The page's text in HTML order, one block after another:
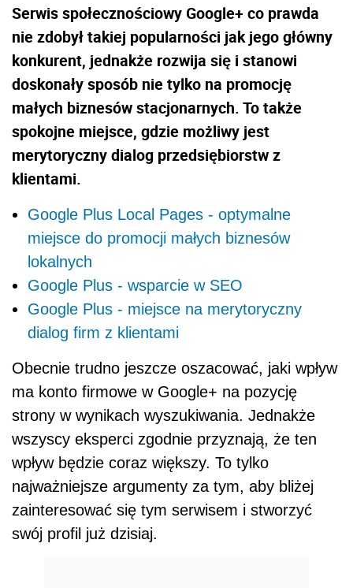
Serwis społecznościowy Google+ co prawda
nie zdobył takiej popularności jak jego główny
konkurent, jednakże rozwija się i stanowi
doskonały sposób nie tylko na promocję
małych biznesów stacjonarnych. To także
spokojne miejsce, gdzie możliwy jest
merytoryczny dialog przedsiębiorstw z
klientami.
Google Plus Local Pages - optymalne
miejsce do promocji małych biznesów
lokalnych
Google Plus - wsparcie w SEO
Google Plus - miejsce na merytoryczny
dialog firm z klientami
Obecnie trudno jeszcze oszacować, jaki wpływ
ma konto firmowe w Google+ na pozycję
strony w wynikach wyszukiwania. Jednakże
wszyscy eksperci zgodnie przyznają, że ten
wpływ będzie coraz większy. To tylko
najważniejsze argumenty za tym, aby bliżej
zainteresować się tym serwisem i stworzyć
swój profil już dzisiaj.